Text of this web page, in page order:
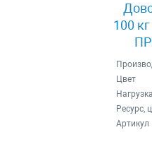
100
Цвет
Ресурс,
Артикул